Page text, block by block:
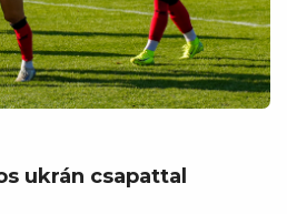
ukrán csapattal